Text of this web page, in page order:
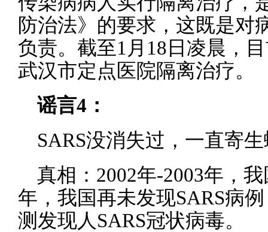
防治法》的要求，这既是对
负责。截至1月18日凌晨，
武汉市定点医院隔离治疗。
谣言4：
SARS没消失过，一直寄
真相：2002年-2003年，
年，我国再未发现SARS病
测发现人SARS冠状病毒。